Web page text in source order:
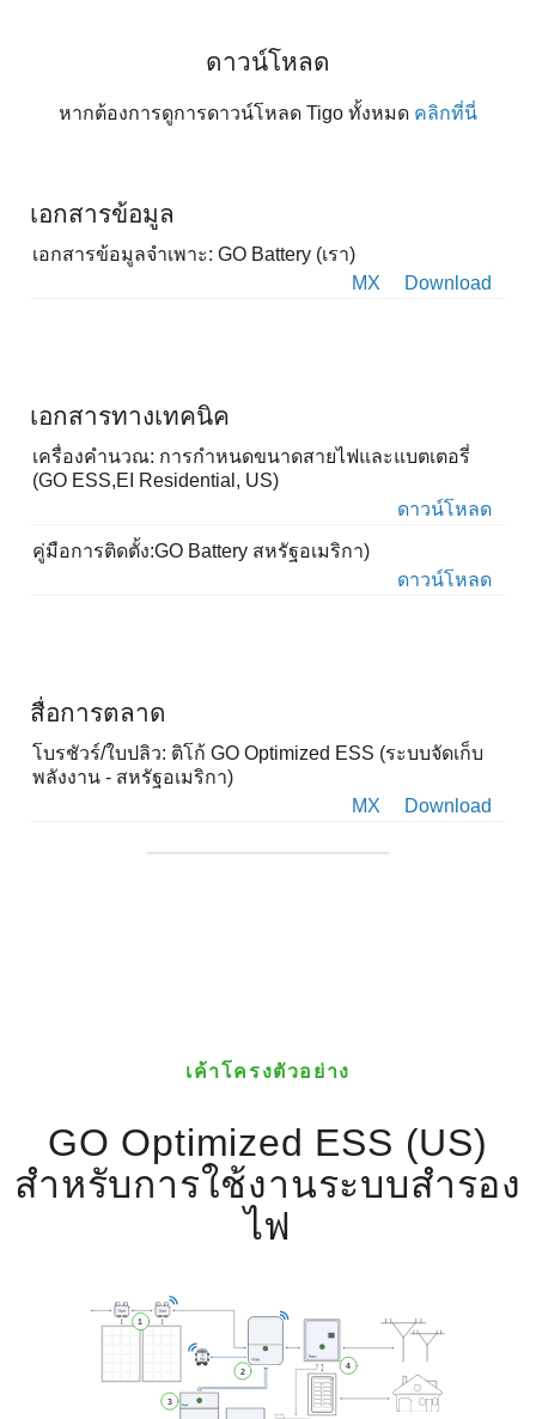
ดาวน์โหลด
หากต้องการดูการดาวน์โหลด Tigo ทั้งหมด คลิกที่นี่
เอกสารข้อมูล
เอกสารข้อมูลจำเพาะ: GO Battery (เรา)
MX
Download
เอกสารทางเทคนิค
เครื่องคำนวณ: การกำหนดขนาดสายไฟและแบตเตอรี่
(GO ESS,EI Residential, US)
ดาวน์โหลด
คู่มือการติดตั้ง:GO Battery สหรัฐอเมริกา)
ดาวน์โหลด
สื่อการตลาด
โบรชัวร์/ใบปลิว: ติโก้ GO Optimized ESS (ระบบจัดเก็บ
พลังงาน - สหรัฐอเมริกา)
MX
Download
เค้าโครงตัวอย่าง
GO Optimized ESS (US)
สำหรับการใช้งานระบบสำรอง
ไฟ